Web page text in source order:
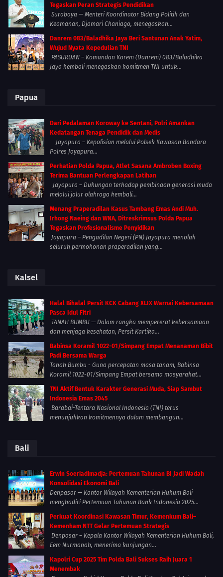
Tegaskan Peran Strategis Pendidikan
Surabaya — Menteri Koordinator Bidang Politik dan
Keamanan, Djamari Chaniago, menegaskan...
Danrem 083/Baladhika Jaya Beri Santunan Anak Yatim,
Wujud Nyata Kepedulian TNI
PASURUAN – Komandan Korem (Danrem) 083/Baladhika
Jaya kembali menegaskan komitmen TNI untuk...
Papua
Dari Pedalaman Koroway ke Sentani, Polri Amankan
Kedatangan Tenaga Pendidik dan Medis
Jayapura – Kepolisian melalui Polsek Kawasan Bandara
Polres Jayapura...
Perhatian Polda Papua, Atlet Sasana Ambroben Boxing
Terima Bantuan Perlengkapan Latihan
Jayapura – Dukungan terhadap pembinaan generasi muda
melalui jalur olahraga kembali...
Menang Praperadilan Kasus Tambang Emas Andi Muh.
Irhong Naeing dan WNA, Ditreskrimsus Polda Papua
Tegaskan Profesionalisme Penyidikan
Jayapura – Pengadilan Negeri (PN) Jayapura menolak
seluruh permohonan praperadilan yang...
Kalsel
Halal Bihalal Persit KCK Cabang XLIX Warnai Kebersamaan
Pasca Idul Fitri
TANAH BUMBU — Dalam rangka mempererat kebersamaan
dan menjaga kesehatan, Persit Kartika...
Babinsa Koramil 1022-01/Simpang Empat Menanaman Bibit
Padi Bersama Warga
Tanah Bumbu - Guna percepatan masa tanam, Babinsa
Koramil 1022-01/Simpang Empat bersama masyarakat...
TNI Aktif Bentuk Karakter Generasi Muda, Siap Sambut
Indonesia Emas 2045
Barabai-Tentara Nasional Indonesia (TNI) terus
menunjukkan komitmennya dalam membangun...
Bali
Erwin Soeriadimadja: Pertemuan Tahunan BI Jadi Wadah
Konsolidasi Ekonomi Bali
Denpasar — Kantor Wilayah Kementerian Hukum Bali
menghadiri Pertemuan Tahunan Bank Indonesia 2025...
Perkuat Koordinasi Kawasan Timur, Kemenkum Bali–
Kemenham NTT Gelar Pertemuan Strategis
Denpasar – Kepala Kantor Wilayah Kementerian Hukum Bali,
Eem Nurmanah, menerima kunjungan...
Kapolri Cup 2025 Tim Polda Bali Sukses Raih Juara 1
Menembak